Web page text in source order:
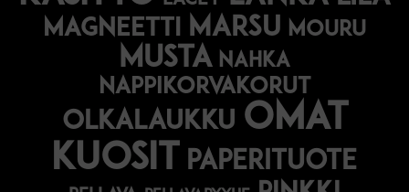
magneetti marsu mouru
musta nahka
nappikorvakorut
olkalaukku omat
kuosit paperituote